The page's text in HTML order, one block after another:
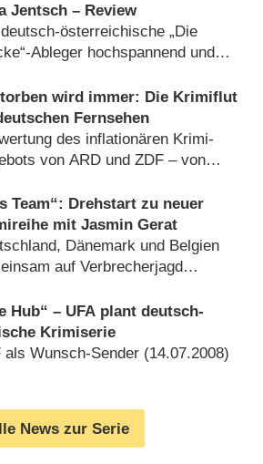
Jentsch – Review
österreichische „Die
Ableger hochspannend und
wird immer: Die Krimiflut
Fernsehen
des inflationären Krimi-
von ARD und ZDF – von
Team“: Drehstart zu neuer
mit Jasmin Gerat
Dänemark und Belgien
auf Verbrecherjagd
Hub“ – UFA plant deutsch-
Krimiserie
als Wunsch-Sender (14.07.2008)
News zur Serie